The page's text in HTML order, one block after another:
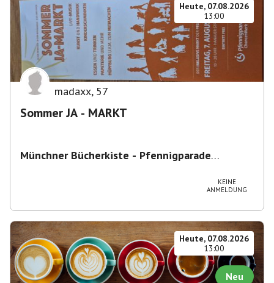
Heute, 07.08.2026
13:00
madaxx, 57
Sommer JA - MARKT
Münchner Bücherkiste - Pfennigparade
KEINE
ANMELDUNG
Heute, 07.08.2026
13:00
Neu